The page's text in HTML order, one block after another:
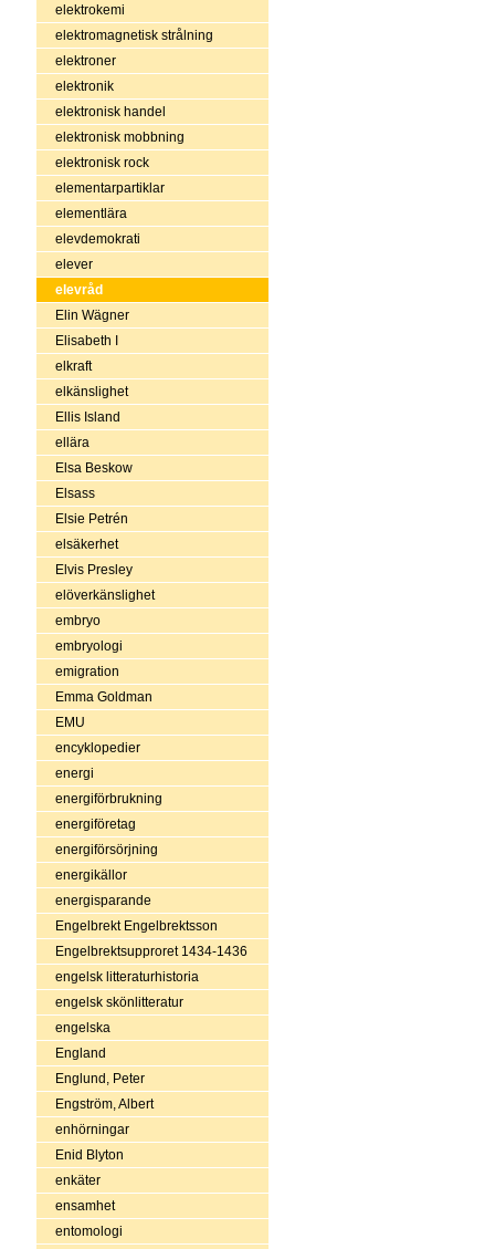
elektrokemi
elektromagnetisk strålning
elektroner
elektronik
elektronisk handel
elektronisk mobbning
elektronisk rock
elementarpartiklar
elementlära
elevdemokrati
elever
elevråd
Elin Wägner
Elisabeth I
elkraft
elkänslighet
Ellis Island
ellära
Elsa Beskow
Elsass
Elsie Petrén
elsäkerhet
Elvis Presley
elöverkänslighet
embryo
embryologi
emigration
Emma Goldman
EMU
encyklopedier
energi
energiförbrukning
energiföretag
energiförsörjning
energikällor
energisparande
Engelbrekt Engelbrektsson
Engelbrektsupproret 1434-1436
engelsk litteraturhistoria
engelsk skönlitteratur
engelska
England
Englund, Peter
Engström, Albert
enhörningar
Enid Blyton
enkäter
ensamhet
entomologi